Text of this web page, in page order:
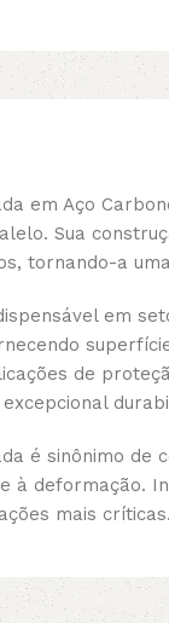
em Aço
Sua
tornando-a
em
de
é sinônimo
deformação.
mais críticas.